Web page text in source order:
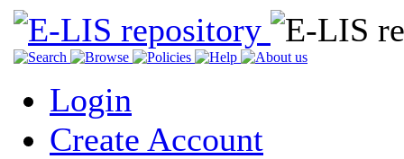
Login
Create Account